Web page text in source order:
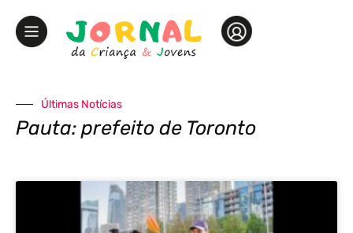
Últimas Notícias
Pauta: prefeito de Toronto